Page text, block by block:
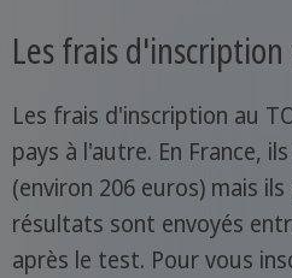
Les frais
Les frais d'inscription au
pays à l'autre. En France,
(environ 206 euros) mais
résultats sont envoyés
après le test. Pour vous